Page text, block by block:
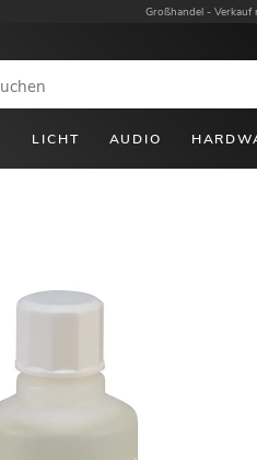
Großhandel - Verkauf
LICHT AUDIO